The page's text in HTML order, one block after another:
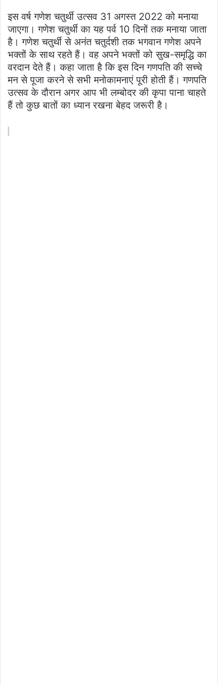
इस वर्ष गणेश चतुर्थी उत्सव 31 अगस्त 2022 को मनाया
जाएगा। गणेश चतुर्थी का यह पर्व 10 दिनों तक मनाया जाता
है। गणेश चतुर्थी से अनंत चतुर्दशी तक भगवान गणेश अपने
भक्तों के साथ रहते हैं। वह अपने भक्तों को सुख-समृद्धि का
वरदान देते हैं। कहा जाता है कि इस दिन गणपति की सच्चे
मन से पूजा करने से सभी मनोकामनाएं पूरी होती हैं। गणपति
उत्सव के दौरान अगर आप भी लम्बोदर की कृपा पाना चाहते
हैं तो कुछ बातों का ध्यान रखना बेहद जरूरी है।